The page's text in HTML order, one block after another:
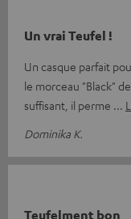
Un vrai Teufel !
Un casque parfait
le morceau "Black"
suffisant, il perme
Dominika K.
Teufelment bon